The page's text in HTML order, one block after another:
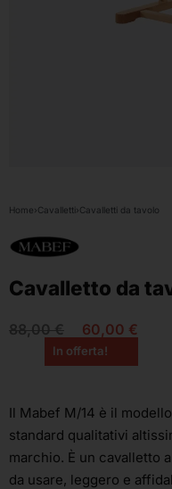
Home›Cavalletti›Cavalletti da tavolo
Cavalletto da
88,00€ 60,00 €
In offerta!
Il Mabef M/14 è il
standard qualitativi
marchio. È un cavalletto
da usare, leggero e